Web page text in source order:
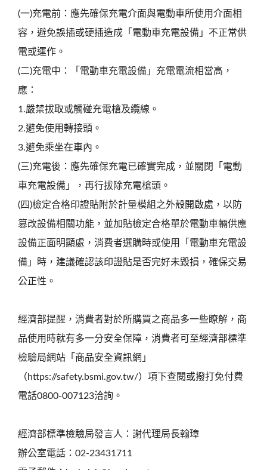
(一)充電前：應先確保充電介面與電動車所使用介面相
容，避免誤插或硬插造成「電動車充電設備」不正常供
電或運作。
(二)充電中：「電動車充電設備」充電電流相當高，
應：
1.嚴禁拔取或觸碰充電槍及纜線。
2.避免使用轉接頭。
3.避免乘坐在車內。
(三)充電後：應先確保充電已確實完成，並關閉「電動
車充電設備」，再行拔除充電槍頭。
(四)檢定合格印證貼附於計量模組之外殼開啟處，以防
篡改設備相關功能，並加貼檢定合格單於電動車輛供應
設備正面明顯處，消費者選購時或使用「電動車充電設
備」時，建議確認該印證貼是否完好未毀損，確保交易
公正性。
經濟部提醒，消費者對於所購買之商品多一些瞭解，商
品使用時就有多一分安全保障，消費者可至經濟部標準
檢驗局網站「商品安全資訊網」
（https://safety.bsmi.gov.tw/）項下查閱或撥打免付費
電話0800-007123洽詢。
經濟部標準檢驗局發言人：謝代理局長翰璋
辦公室電話：02-23431711